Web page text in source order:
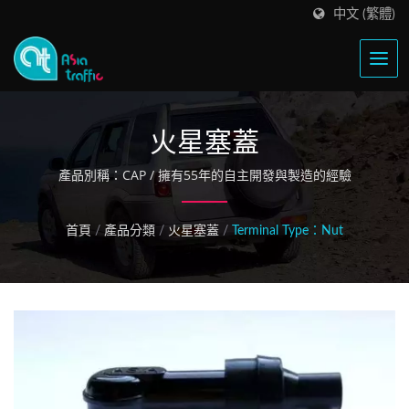
中文 (繁體)
火星塞蓋
產品別稱：CAP / 擁有55年的自主開發與製造的經驗
首頁 / 產品分類 / 火星塞蓋 / Terminal Type：Nut